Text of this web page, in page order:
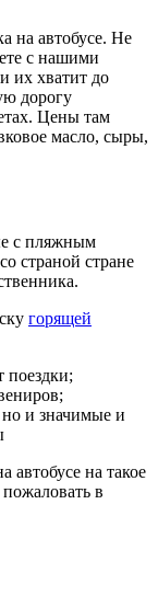
на автобусе. Не
с нашими
их хватит до
дорогу
Цены там
масло, сыры,
с пляжным
страной стране
горящей
поездки;
и значимые и
автобусе на такое
пожаловать в